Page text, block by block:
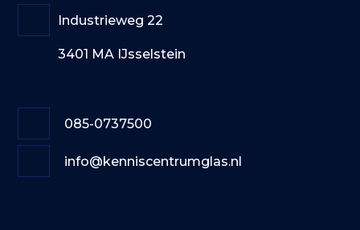
Industrieweg 22
3401 MA IJsselstein
085-0737500
info@kenniscentrumglas.nl